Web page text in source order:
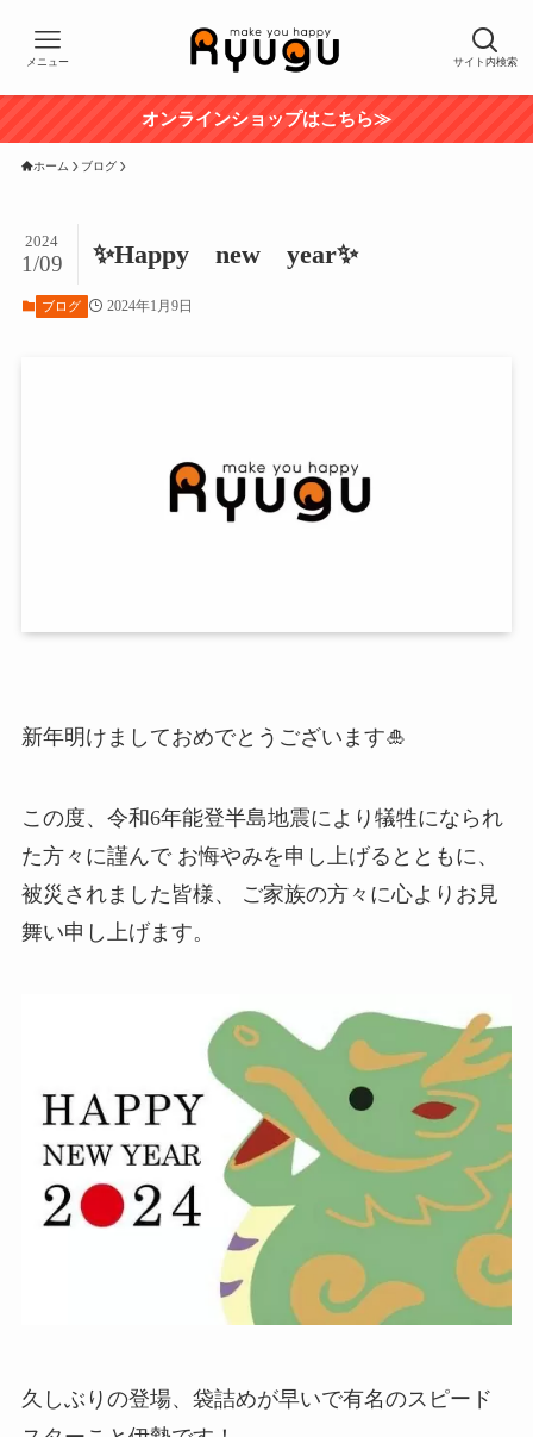
サイト内検索
メニュー
オンラインショップはこちら≫
ホーム ブログ
✨Happy new year✨
2024
1/09
ブログ 2024年1月9日
新年明けましておめでとうございます🎍
この度、令和6年能登半島地震により犠牲になられ
た方々に謹んで お悔やみを申し上げるとともに、
被災されました皆様、 ご家族の方々に心よりお見
舞い申し上げます。
久しぶりの登場、袋詰めが早いで有名のスピード